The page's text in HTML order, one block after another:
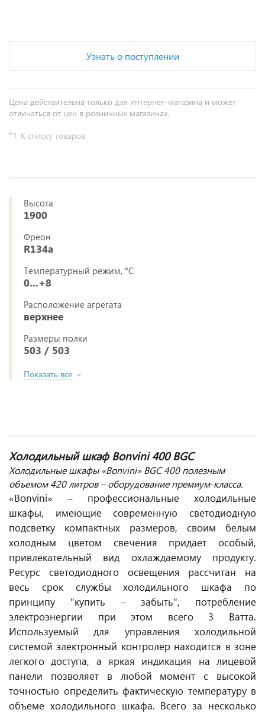
Узнать о поступлении
Цена действительна только для интернет-магазина и может
отличаться от цен в розничных магазинах.
К списку товаров
Высота
1900
Фреон
R134a
Температурный режим, °C
0...+8
Расположение агрегата
верхнее
Размеры полки
503 / 503
Показать все
Холодильный шкаф Bonvini 400 BGC
Холодильные шкафы «Bonvini» BGC 400 полезным
объемом 420 литров – оборудование премиум-класса.
«Bonvini» – профессиональные холодильные
шкафы, имеющие современную светодиодную
подсветку компактных размеров, своим белым
холодным цветом свечения придает особый,
привлекательный вид охлаждаемому продукту.
Ресурс светодиодного освещения рассчитан на
весь срок службы холодильного шкафа по
принципу "купить – забыть", потребление
электроэнергии при этом всего 3 Ватта.
Используемый для управления холодильной
системой электронный контролер находится в зоне
легкого доступа, а яркая индикация на лицевой
панели позволяет в любой момент с высокой
точностью определить фактическую температуру в
объеме холодильного шкафа. Всего за несколько